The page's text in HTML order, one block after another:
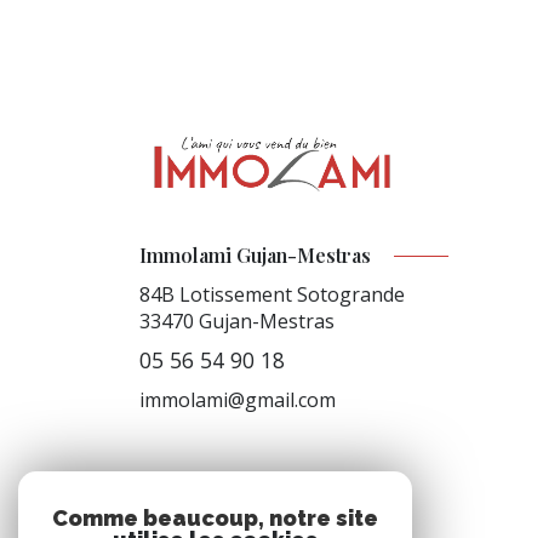
Immolami Gujan-Mestras
84B Lotissement Sotogrande
33470 Gujan-Mestras
05 56 54 90 18
immolami@gmail.com
Comme beaucoup, notre site